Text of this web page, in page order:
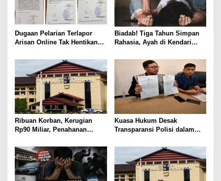
Dugaan Pelarian Terlapor
Arisan Online Tak Hentikan
Biadab! Tiga Tahun Simpan
Rahasia, Ayah di Kendari
Nafsu
Ribuan Korban, Kerugian
Rp90 Miliar, Penahanan
Misteri
Kuasa Hukum Desak
Transparansi Polisi dalam